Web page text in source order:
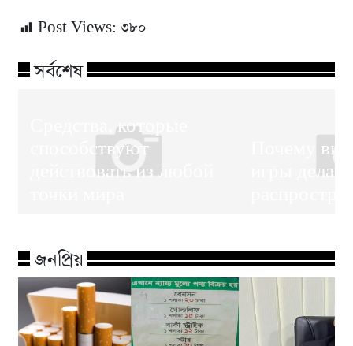
Post Views: ৩৮০
সর্বশেষ
Средства, которые
способствуют
действовать из любой
Почему
игры
জনপ্রিয়